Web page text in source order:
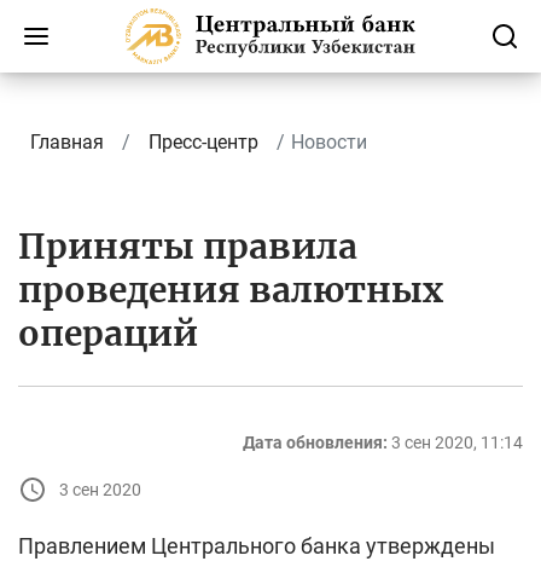
Главная Пресс-центр Новости
Приняты правила
проведения валютных
операций
Дата обновления: 3 сен 2020, 11:14
3 сен 2020
Правлением Центрального банка утверждены